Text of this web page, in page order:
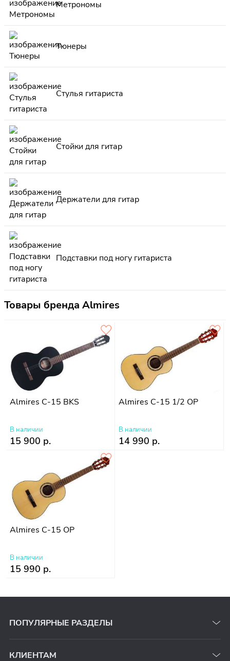
Метрономы
Тюнеры
Стулья гитариста
Стойки для гитар
Держатели для гитар
Подставки под ногу гитариста
Товары бренда Almires
Almires C-15 BKS
В наличии
15 900 р.
Almires C-15 1/2 OP
В наличии
14 990 р.
Almires C-15 OP
В наличии
15 990 р.
ПОПУЛЯРНЫЕ РАЗДЕЛЫ
КЛИЕНТАМ